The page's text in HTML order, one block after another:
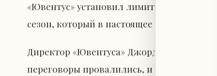
«Ювентус» установил лимит зарплат в
сезон, который в настоящее время
Директор «Ювентуса» Джорджо
переговоры провалились, и Влахович,